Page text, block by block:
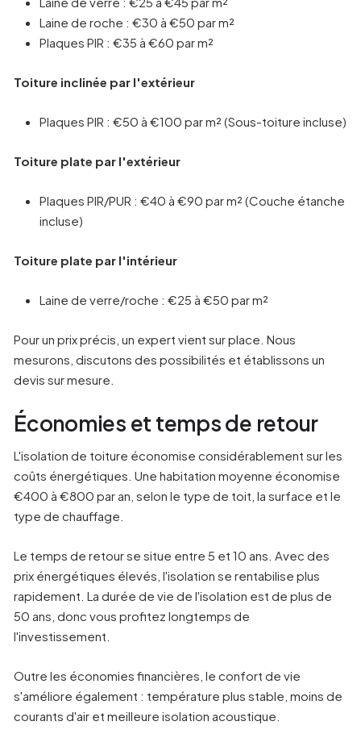
Laine de roche : €30 à €50 par m²
Plaques PIR : €35 à €60 par m²
Toiture inclinée par l'extérieur
Plaques PIR : €50 à €100 par m² (Sous-toiture incluse)
Toiture plate par l'extérieur
Plaques PIR/PUR : €40 à €90 par m² (Couche étanche
incluse)
Toiture plate par l'intérieur
Laine de verre/roche : €25 à €50 par m²
Pour un prix précis, un expert vient sur place. Nous
mesurons, discutons des possibilités et établissons un
devis sur mesure.
Économies et temps de retour
L'isolation de toiture économise considérablement sur les
coûts énergétiques. Une habitation moyenne économise
€400 à €800 par an, selon le type de toit, la surface et le
type de chauffage.
Le temps de retour se situe entre 5 et 10 ans. Avec des
prix énergétiques élevés, l'isolation se rentabilise plus
rapidement. La durée de vie de l'isolation est de plus de
50 ans, donc vous profitez longtemps de
l'investissement.
Outre les économies financières, le confort de vie
s'améliore également : température plus stable, moins de
courants d'air et meilleure isolation acoustique.